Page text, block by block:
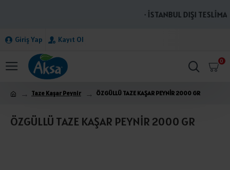
· İSTANBUL DIŞI
Giriş Yap Kayıt Ol
0
Taze Kaşar Peynir ÖZGÜLLÜ TAZE KAŞAR PEYNİR 2000 GR
ÖZGÜLLÜ TAZE KAŞAR PEYNİR 2000 GR